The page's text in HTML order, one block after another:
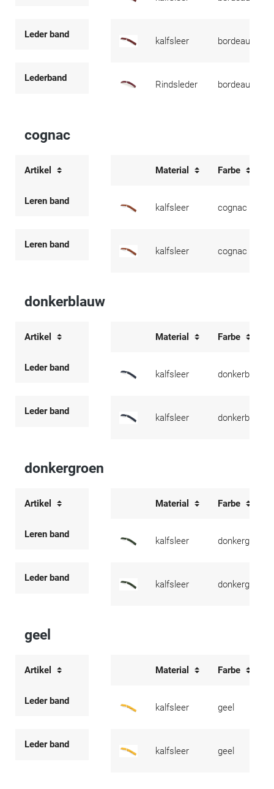
Leder band
kalfsleer bordeaux
Lederband
Rindsleder bordeaux
cognac
Artikel Material Farbe
Leren band
kalfsleer cognac
Leren band
kalfsleer cognac
donkerblauw
Artikel Material Farbe
Leder band
kalfsleer donkerblauw
Leder band
kalfsleer donkerblauw
donkergroen
Artikel Material Farbe
Leren band
kalfsleer donkergroen
Leder band
kalfsleer donkergroen
geel
Artikel Material Farbe
Leder band
kalfsleer geel
Leder band
kalfsleer geel